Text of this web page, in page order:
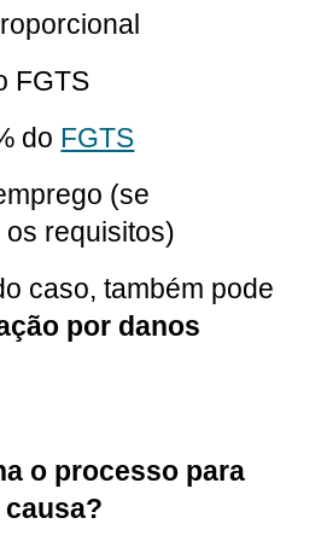
FGTS
do FGTS
(se
requisitos)
caso, também pode
por danos
o processo para